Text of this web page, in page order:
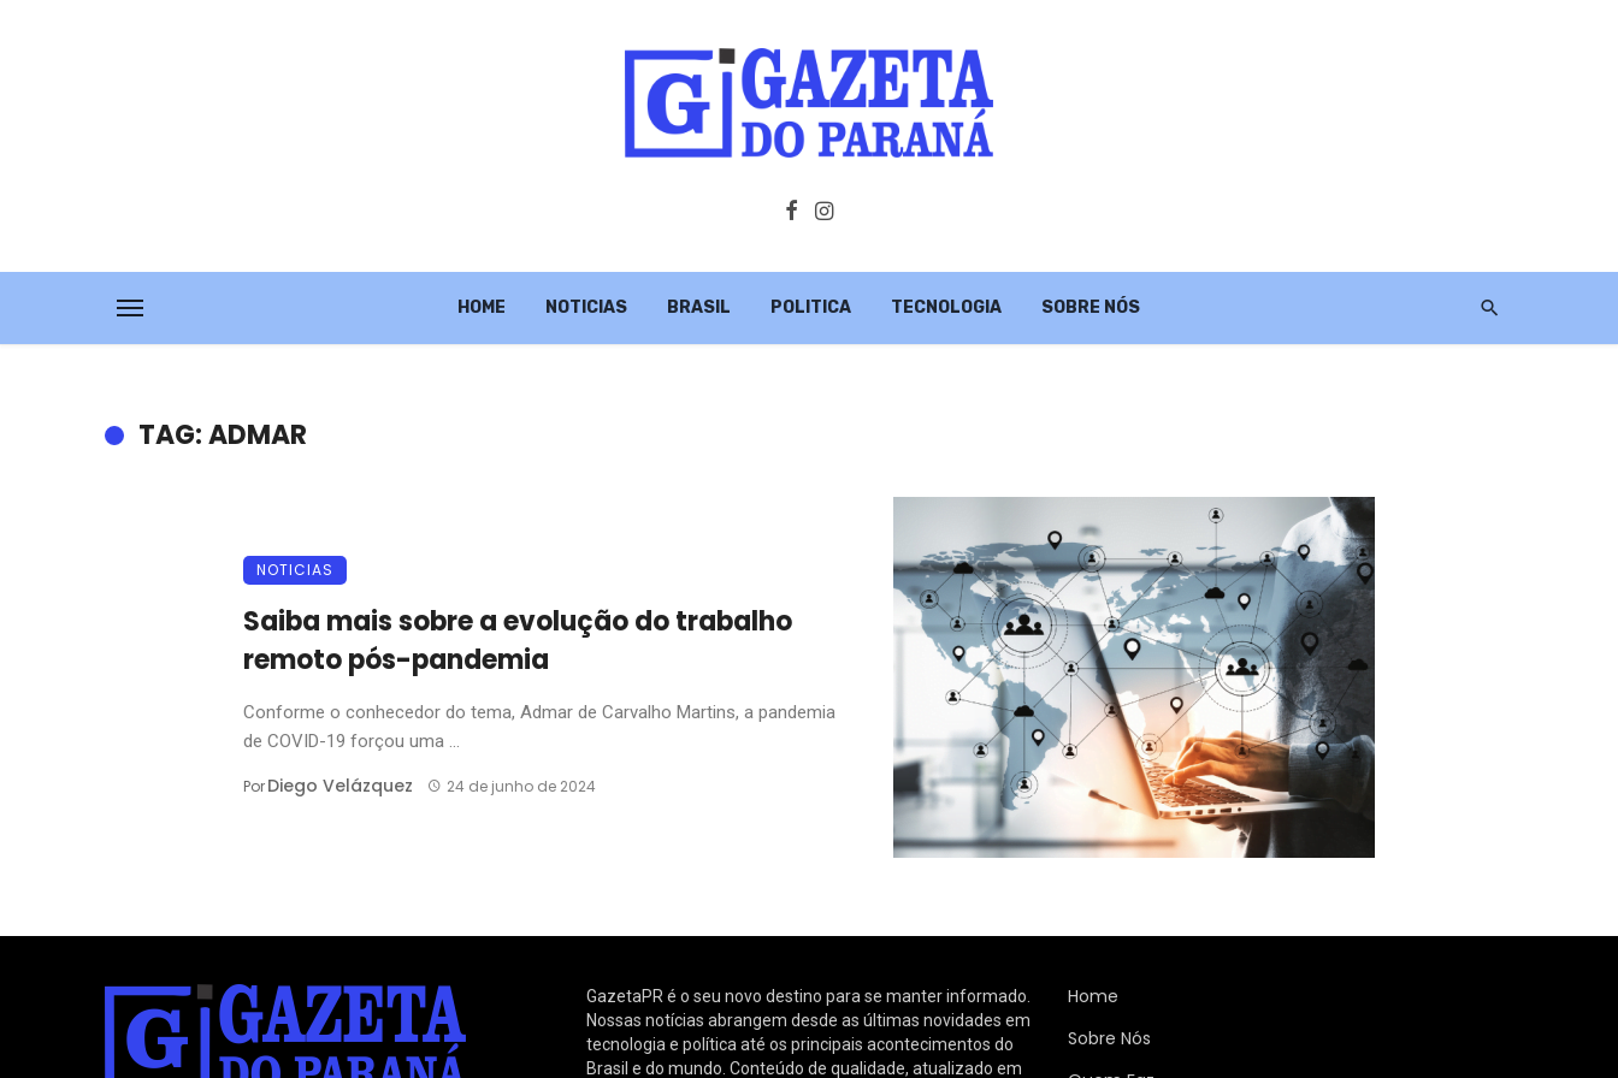
HOME NOTICIAS BRASIL POLITICA TECNOLOGIA SOBRE NÓS
TAG: ADMAR
NOTICIAS
Saiba mais sobre a evolução do trabalho
remoto pós-pandemia
Conforme o conhecedor do tema, Admar de Carvalho Martins, a pandemia
de COVID-19 forçou uma ...
PorDiego Velázquez 24 de junho de 2024
GazetaPR é o seu novo destino para se manter informado.
Nossas notícias abrangem desde as últimas novidades em
tecnologia e política até os principais acontecimentos do
Brasil e do mundo. Conteúdo de qualidade, atualizado em
Home
Sobre Nós